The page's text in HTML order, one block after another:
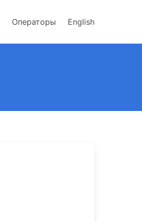
Операторы English